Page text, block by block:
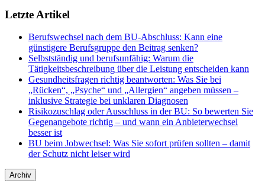
Letzte Artikel
Berufswechsel nach dem BU-Abschluss: Kann eine
günstigere Berufsgruppe den Beitrag senken?
Selbstständig und berufsunfähig: Warum die
Tätigkeitsbeschreibung über die Leistung entscheiden kann
Gesundheitsfragen richtig beantworten: Was Sie bei
„Rücken“, „Psyche“ und „Allergien“ angeben müssen –
inklusive Strategie bei unklaren Diagnosen
Risikozuschlag oder Ausschluss in der BU: So bewerten Sie
Gegenangebote richtig – und wann ein Anbieterwechsel
besser ist
BU beim Jobwechsel: Was Sie sofort prüfen sollten – damit
der Schutz nicht leiser wird
Archiv